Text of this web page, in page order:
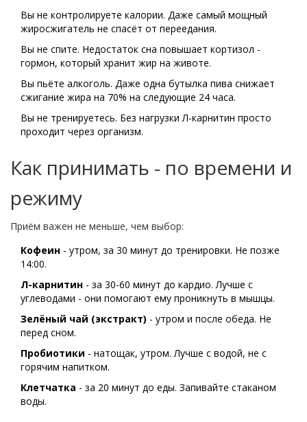
Вы не контролируете калории. Даже самый мощный
жиросжигатель не спасёт от переедания.
Вы не спите. Недостаток сна повышает кортизол -
гормон, который хранит жир на животе.
Вы пьёте алкоголь. Даже одна бутылка пива снижает
сжигание жира на 70% на следующие 24 часа.
Вы не тренируетесь. Без нагрузки Л-карнитин просто
проходит через организм.
Как принимать - по времени и
режиму
Приём важен не меньше, чем выбор:
Кофеин - утром, за 30 минут до тренировки. Не позже
14:00.
Л-карнитин - за 30-60 минут до кардио. Лучше с
углеводами - они помогают ему проникнуть в мышцы.
Зелёный чай (экстракт) - утром и после обеда. Не
перед сном.
Пробиотики - натощак, утром. Лучше с водой, не с
горячим напитком.
Клетчатка - за 20 минут до еды. Запивайте стаканом
воды.